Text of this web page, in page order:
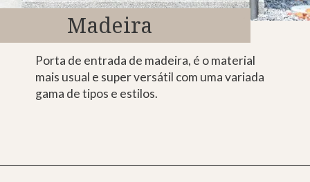
Madeira
Porta de entrada de madeira, é o material
mais usual e super versátil com uma variada
gama de tipos e estilos.